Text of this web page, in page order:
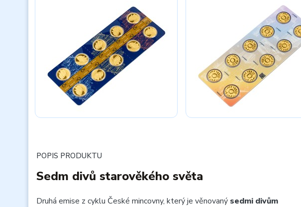
POPIS PRODUKTU
Sedm divů starověkého světa
Druhá emise z cyklu České mincovny, který je věnovaný sedmi divům